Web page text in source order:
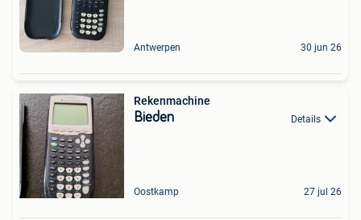
Antwerpen 30 jun 26
Rekenmachine
Bieden Details
Oostkamp 27 jul 26